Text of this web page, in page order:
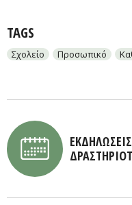
TAGS
Σχολείο Προσωπικό